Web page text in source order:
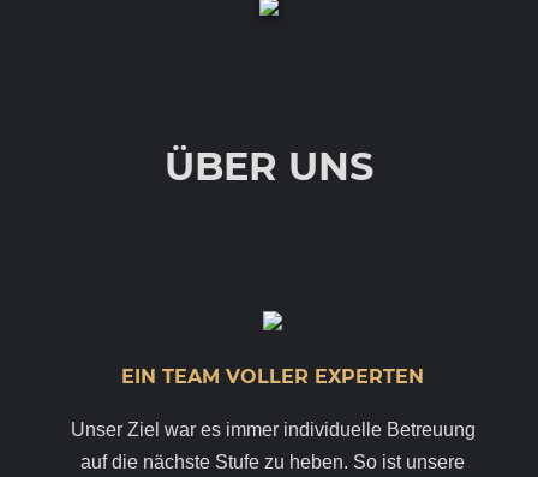
ÜBER UNS
EIN TEAM VOLLER EXPERTEN
Unser Ziel war es immer individuelle Betreuung
auf die nächste Stufe zu heben. So ist unsere